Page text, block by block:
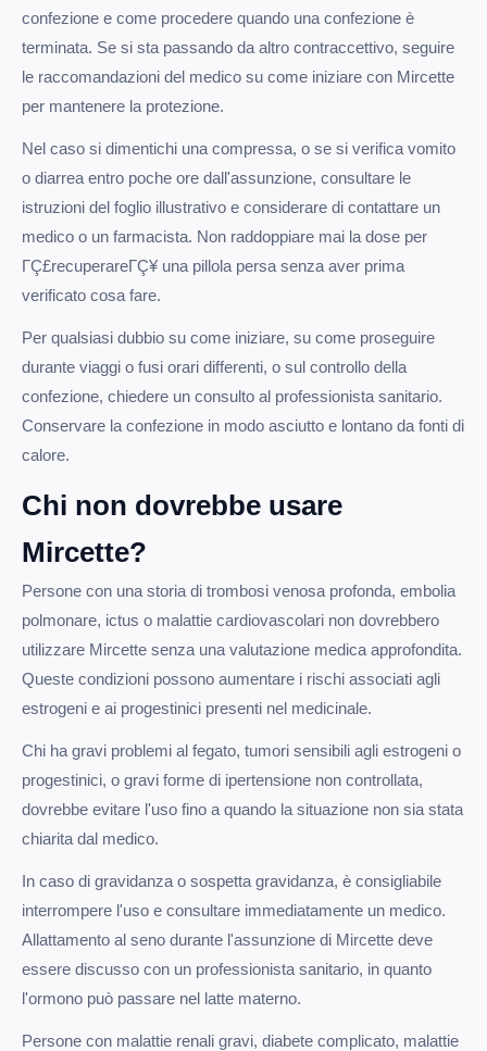
confezione e come procedere quando una confezione è
terminata. Se si sta passando da altro contraccettivo, seguire
le raccomandazioni del medico su come iniziare con Mircette
per mantenere la protezione.
Nel caso si dimentichi una compressa, o se si verifica vomito
o diarrea entro poche ore dall'assunzione, consultare le
istruzioni del foglio illustrativo e considerare di contattare un
medico o un farmacista. Non raddoppiare mai la dose per
ΓÇ£recuperareΓÇ¥ una pillola persa senza aver prima
verificato cosa fare.
Per qualsiasi dubbio su come iniziare, su come proseguire
durante viaggi o fusi orari differenti, o sul controllo della
confezione, chiedere un consulto al professionista sanitario.
Conservare la confezione in modo asciutto e lontano da fonti di
calore.
Chi non dovrebbe usare
Mircette?
Persone con una storia di trombosi venosa profonda, embolia
polmonare, ictus o malattie cardiovascolari non dovrebbero
utilizzare Mircette senza una valutazione medica approfondita.
Queste condizioni possono aumentare i rischi associati agli
estrogeni e ai progestinici presenti nel medicinale.
Chi ha gravi problemi al fegato, tumori sensibili agli estrogeni o
progestinici, o gravi forme di ipertensione non controllata,
dovrebbe evitare l'uso fino a quando la situazione non sia stata
chiarita dal medico.
In caso di gravidanza o sospetta gravidanza, è consigliabile
interrompere l'uso e consultare immediatamente un medico.
Allattamento al seno durante l'assunzione di Mircette deve
essere discusso con un professionista sanitario, in quanto
l'ormono può passare nel latte materno.
Persone con malattie renali gravi, diabete complicato, malattie